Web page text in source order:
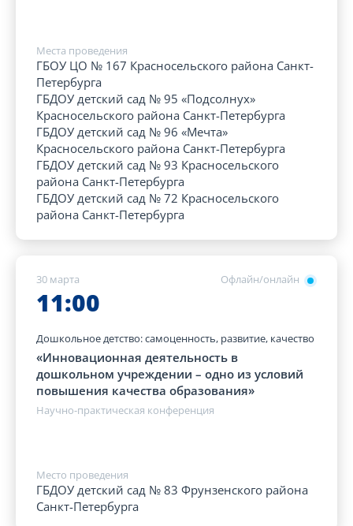
Места проведения
ГБОУ ЦО № 167 Красносельского района Санкт-
Петербурга
ГБДОУ детский сад № 95 «Подсолнух»
Красносельского района Санкт-Петербурга
ГБДОУ детский сад № 96 «Мечта»
Красносельского района Санкт-Петербурга
ГБДОУ детский сад № 93 Красносельского
района Санкт-Петербурга
ГБДОУ детский сад № 72 Красносельского
района Санкт-Петербурга
Офлайн/онлайн
30 марта
11:00
Дошкольное детство: самоценность, развитие, качество
«Инновационная деятельность в
дошкольном учреждении – одно из условий
повышения качества образования»
Научно-практическая конференция
Место проведения
ГБДОУ детский сад № 83 Фрунзенского района
Санкт-Петербурга